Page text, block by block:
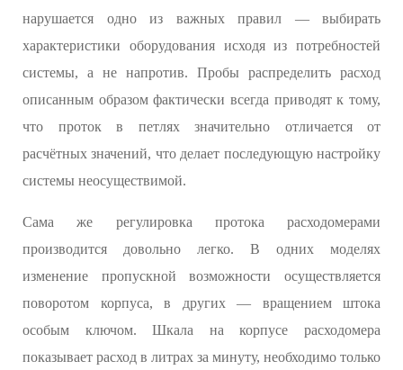
нарушается одно из важных правил — выбирать
характеристики оборудования исходя из потребностей
системы, а не напротив. Пробы распределить расход
описанным образом фактически всегда приводят к тому,
что проток в петлях значительно отличается от
расчётных значений, что делает последующую настройку
системы неосуществимой.
Сама же регулировка протока расходомерами
производится довольно легко. В одних моделях
изменение пропускной возможности осуществляется
поворотом корпуса, в других — вращением штока
особым ключом. Шкала на корпусе расходомера
показывает расход в литрах за минуту, необходимо только